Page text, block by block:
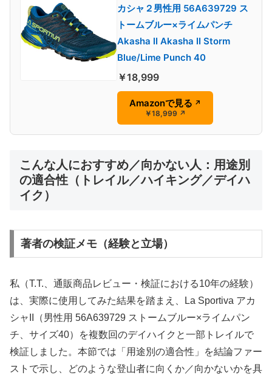
カシャ２男性用 56A639729 ス
トームブルー×ライムパンチ
Akasha II Akasha II Storm
Blue/Lime Punch 40
￥18,999
Amazonで見る ↗
￥18,999 ↗
こんな人におすすめ／向かない人：用途別
の適合性（トレイル／ハイキング／デイハ
イク）
著者の検証メモ（経験と立場）
私（T.T.、通販商品レビュー・検証における10年の経験）
は、実際に使用してみた結果を踏まえ、La Sportiva アカ
シャII（男性用 56A639729 ストームブルー×ライムパン
チ、サイズ40）を複数回のデイハイクと一部トレイルで
検証しました。本節では「用途別の適合性」を結論ファー
ストで示し、どのような登山者に向くか／向かないかを具